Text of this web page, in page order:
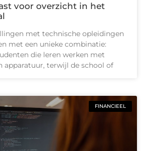
voor overzicht in het
met technische opleidingen
met een unieke combinatie:
die leren werken met
apparatuur, terwijl de school of
FINANCIEEL